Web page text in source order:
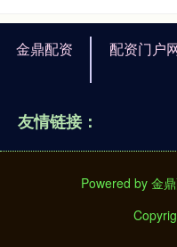
金鼎配资 配资门户
友情链接：
Powered by 金